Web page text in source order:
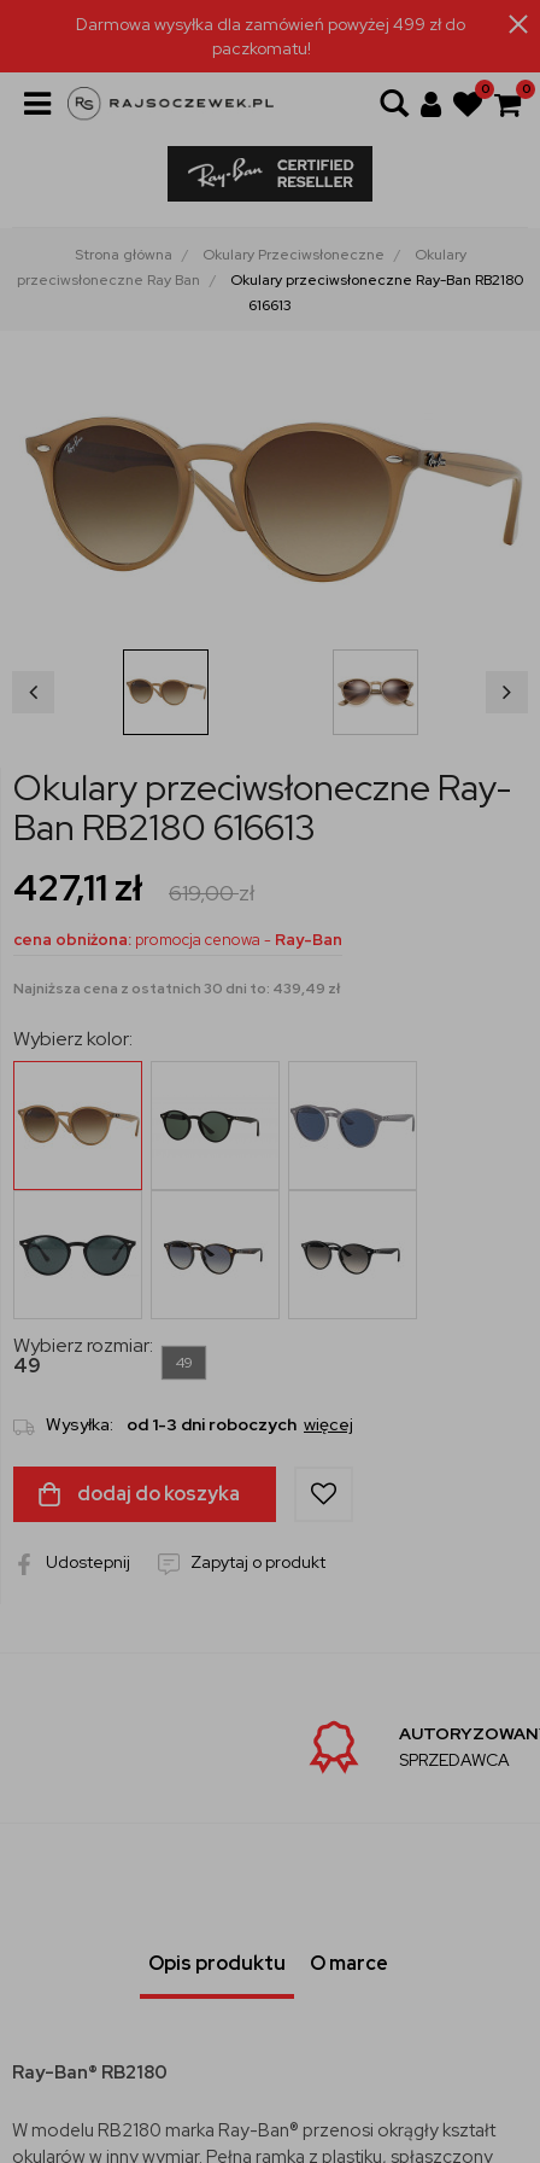
Darmowa wysyłka dla zamówień powyżej 499 zł do
paczkomatu!
0 0
Strona główna Okulary Przeciwsłoneczne
Okulary
przeciwsłoneczne Ray Ban
Okulary przeciwsłoneczne Ray-Ban RB2180
616613
Okulary przeciwsłoneczne Ray-
Ban RB2180 616613
427,11 zł 619,00zł
cena obniżona: promocja cenowa - Ray-Ban
Najniższa cena z ostatnich 30 dni to: 439,49 zł
Wybierz kolor:
Wybierz rozmiar:
49
49
Wysyłka: od 1-3 dni roboczych więcej
dodaj do koszyka
Udostepnij Zapytaj o produkt
AUTORYZOWANY
SPRZEDAWCA
Opis produktu O marce
Ray-Ban® RB2180
W modelu RB2180 marka Ray-Ban® przenosi okrągły kształt
okularów w inny wymiar. Pełna ramka z plastiku, spłaszczony